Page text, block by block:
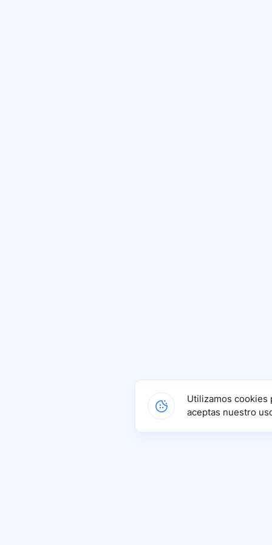
Utilizamos cookies
aceptas nuestro